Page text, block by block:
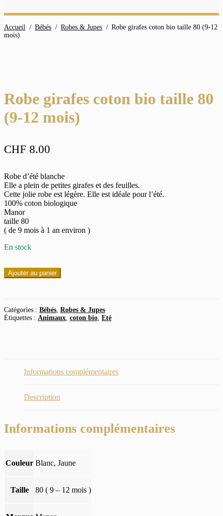
Accueil / Bébés / Robes & Jupes / Robe girafes coton bio taille 80 (9-12
mois)
Robe girafes coton bio taille 80
(9-12 mois)
CHF 8.00
Robe d’été blanche
Elle a plein de petites girafes et des feuilles.
Cette jolie robe est légère. Elle est idéale pour l’été.
100% coton biologique
Manor
taille 80
( de 9 mois à 1 an environ )
En stock
quantité
de
coton
bio
Ajouter au panier
Catégories : Bébés, Robes & Jupes
Étiquettes : Animaux, coton bio, Eté
Informations complémentaires
Description
Informations complémentaires
Couleur Blanc, Jaune
Taille 80 ( 9 – 12 mois )